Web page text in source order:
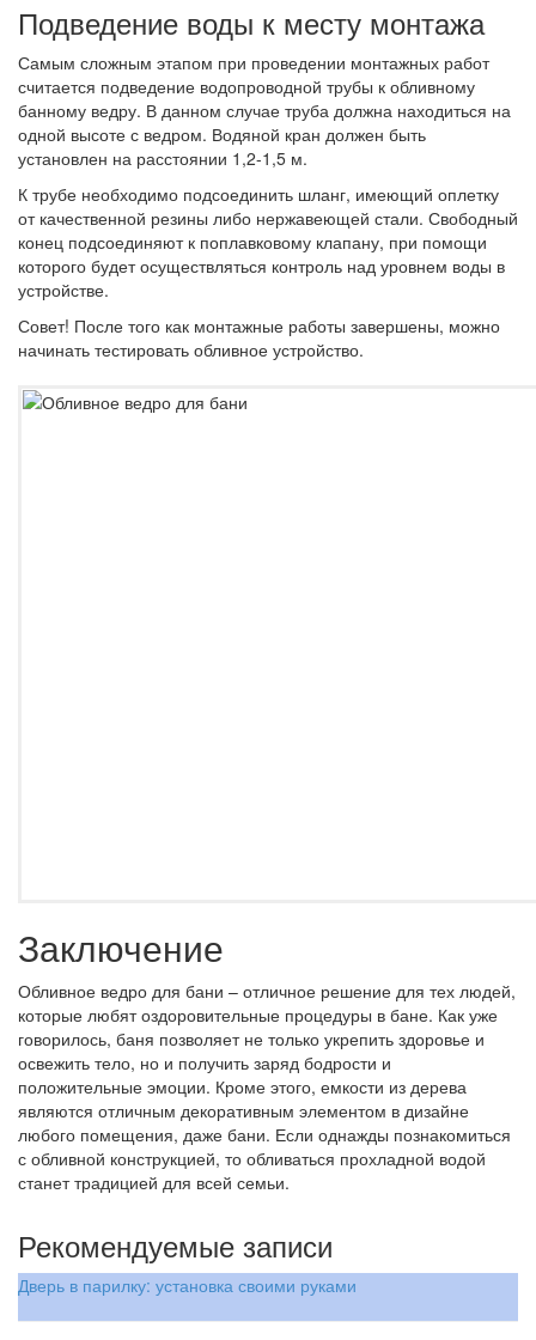
Подведение воды к месту монтажа
Самым сложным этапом при проведении монтажных работ
считается подведение водопроводной трубы к обливному
банному ведру. В данном случае труба должна находиться на
одной высоте с ведром. Водяной кран должен быть
установлен на расстоянии 1,2-1,5 м.
К трубе необходимо подсоединить шланг, имеющий оплетку
от качественной резины либо нержавеющей стали. Свободный
конец подсоединяют к поплавковому клапану, при помощи
которого будет осуществляться контроль над уровнем воды в
устройстве.
Совет! После того как монтажные работы завершены, можно
начинать тестировать обливное устройство.
Заключение
Обливное ведро для бани – отличное решение для тех людей,
которые любят оздоровительные процедуры в бане. Как уже
говорилось, баня позволяет не только укрепить здоровье и
освежить тело, но и получить заряд бодрости и
положительные эмоции. Кроме этого, емкости из дерева
являются отличным декоративным элементом в дизайне
любого помещения, даже бани. Если однажды познакомиться
с обливной конструкцией, то обливаться прохладной водой
станет традицией для всей семьи.
Рекомендуемые записи
Дверь в парилку: установка своими руками